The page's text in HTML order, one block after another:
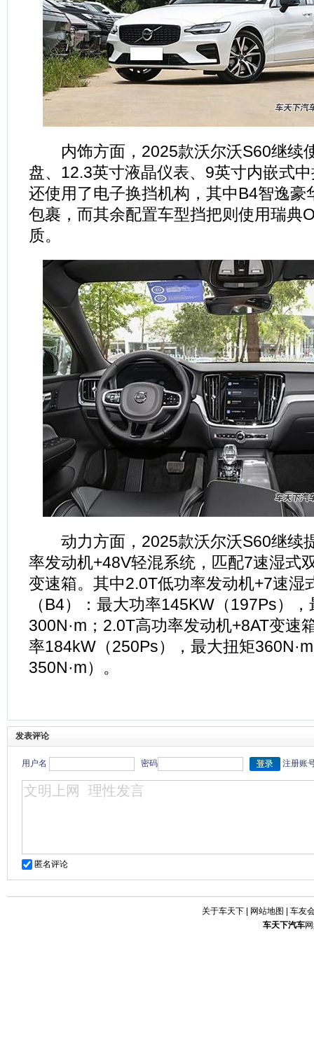
内饰方面，2025款沃尔沃S60继续
盘、12.3英寸液晶仪表、9英寸内嵌式
还使用了电子换挡机构，其中B4智逸豪
包裹，而其余配置车型挡把则使用瑞典
质。
动力方面，2025款沃尔沃S60继续
率发动机+48V轻混系统，匹配7速湿式
变速箱。其中2.0T低功率发动机+7速湿
（B4）：最大功率145KW（197Ps）
300N·m；2.0T高功率发动机+8AT变速
率184kW（250Ps），最大扭矩
350N·m）。
发表评论
用户名 密码 注册账
匿名评论
关于车天下| 网站地图
车友
车天下汽车